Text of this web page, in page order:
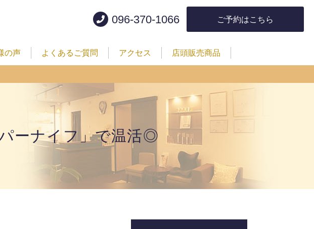
096-370-1066 ご予約はこちら
の声 よくあるご質問 アクセス 店頭販売商品
ーナイフ」で温活◎